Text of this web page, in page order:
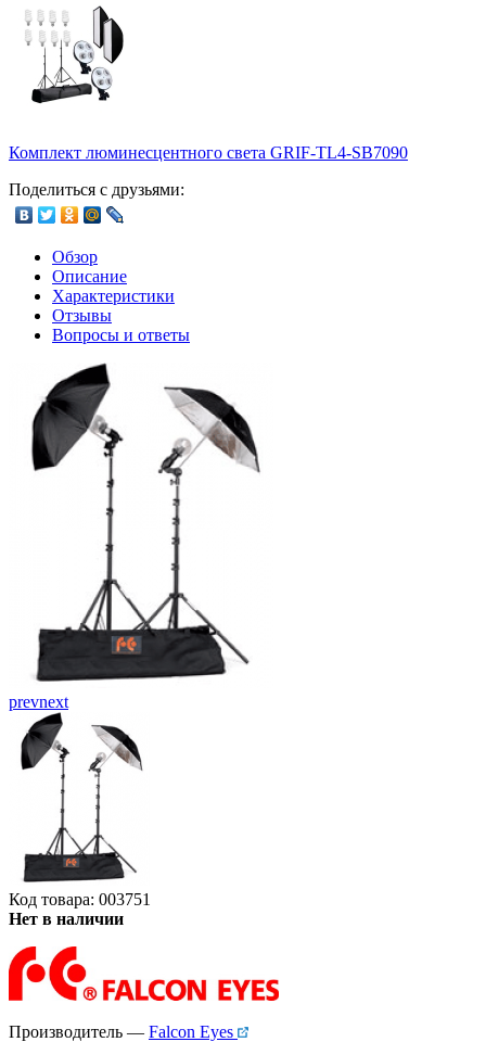
Комплект люминесцентного света GRIF-TL4-SB7090
Поделиться с друзьями:
Обзор
Описание
Характеристики
Отзывы
Вопросы и ответы
prevnext
Код товара: 003751
Нет в наличии
Производитель — Falcon Eyes